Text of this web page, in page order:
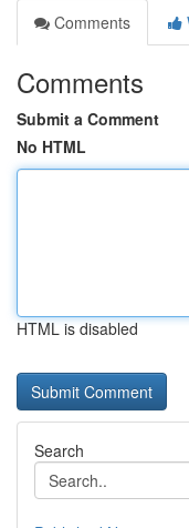
Comments
Comments
Submit a Comment
No HTML
HTML is disabled
Search